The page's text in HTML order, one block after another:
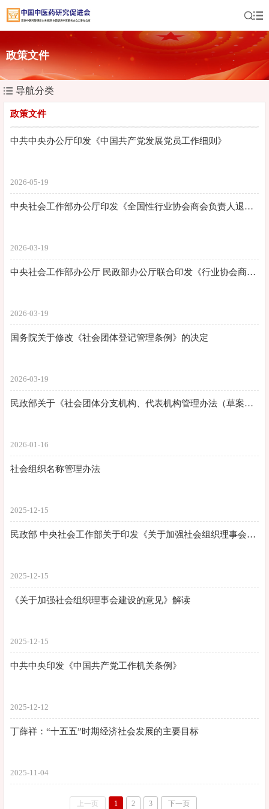
政策文件
导航分类
政策文件
中共中央办公厅印发《中国共产党发展党员工作细则》
2026-05-19
中央社会工作部办公厅印发《全国性行业协会商会负责人退出办法（试行）》
2026-03-19
中央社会工作部办公厅 民政部办公厅联合印发《行业协会商会名誉职务设立管理办法（试行）》
2026-03-19
国务院关于修改《社会团体登记管理条例》的决定
2026-03-19
民政部关于《社会团体分支机构、代表机构管理办法（草案征求意见稿）》公开征求意见的通知
2026-01-16
社会组织名称管理办法
2025-12-15
民政部 中央社会工作部关于印发《关于加强社会组织理事会建设的意见》的通知
2025-12-15
《关于加强社会组织理事会建设的意见》解读
2025-12-15
中共中央印发《中国共产党工作机关条例》
2025-12-12
丁薛祥：“十五五”时期经济社会发展的主要目标
2025-11-04
上一页 1 2 3 下一页